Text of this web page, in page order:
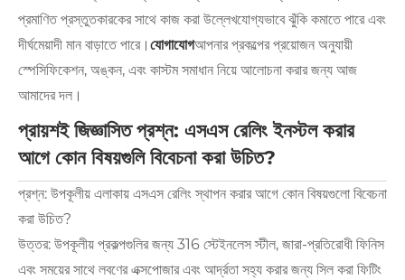
প্রমাণিত প্রস্তুতকারকের সাথে কাজ করা উল্লেখযোগ্যভাবে ঝুঁকি কমাতে পারে এবং
দীর্ঘমেয়াদী মান বাড়াতে পারে। যোগাযোগআপনার প্রকল্পের প্রয়োজন অনুযায়ী
স্পেসিফিকেশন, অঙ্কন, এবং কাস্টম সমাধান নিয়ে আলোচনা করার জন্য আজ
আমাদের দল।
প্রায়শই জিজ্ঞাসিত প্রশ্ন: এসএস রেলিং ইনস্টল করার
আগে কোন বিষয়গুলি বিবেচনা করা উচিত?
প্রশ্ন: উপকূলীয় এলাকায় এসএস রেলিং স্থাপন করার আগে কোন বিষয়গুলো বিবেচনা
করা উচিত?
উত্তর: উপকূলীয় প্রকল্পগুলির জন্য 316 স্টেইনলেস স্টীল, জারা-প্রতিরোধী ফিনিস
এবং সময়ের সাথে লবণের এক্সপোজার এবং আর্দ্রতা সহ্য করার জন্য সিল করা ফিটিং